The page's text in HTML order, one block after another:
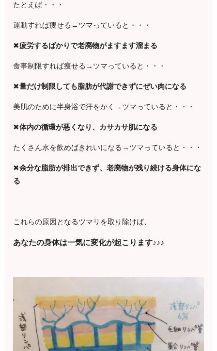
たとえば・・・
運動すれば痩せる→ツマっていると・・・
✖疲労するばかりで老廃物がますます溜まる
食事制限すれば痩せる→ツマっていると・・・
✖量だけ制限しても脂肪が代謝できずにぜい肉になる
美肌のために半身浴で汗をかく→ツマっていると・・・
✖体内の循環が悪くなり、カサカサ肌になる
たくさん水を飲めばきれいになる→ツマっていると・・・
✖余分な脂肪が排出できず、老廃物が残り続ける身体にな
る
これらの原因となるツマリを取り除けば、
あなたの身体は一気に変化が起こります♪♪♪